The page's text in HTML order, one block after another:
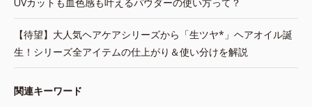
【待望】大人気ヘアケアシリーズから「生ツヤ*」ヘアオイル誕
生！シリーズ全アイテムの仕上がり＆使い分けを解説
関連キーワード